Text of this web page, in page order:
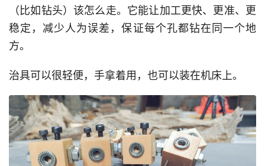
（比如钻头）该怎么走。它能让加工更快、更准、更
稳定，减少人为误差，保证每个孔都钻在同一个地
方。
治具可以很轻便，手拿着用，也可以装在机床上。